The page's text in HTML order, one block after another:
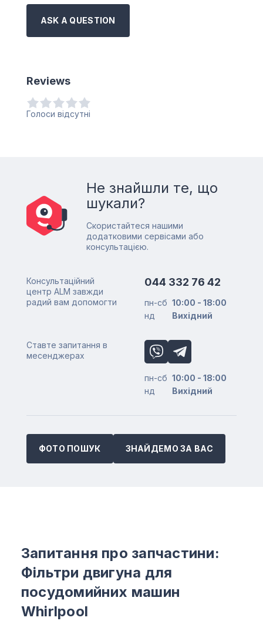
ASK A QUESTION
Reviews
Голоси відсутні
Не знайшли те, що
шукали?
Скористайтеся нашими
додатковими сервісами або
консультацією.
Консультаційний
центр ALM завжди
радий вам допомогти
044 332 76 42
пн-сб 10:00 - 18:00
нд
Вихідний
Ставте запитання в
месенджерах
пн-сб 10:00 - 18:00
нд
Вихідний
ФОТО ПОШУК ЗНАЙДЕМО ЗА ВАС
Запитання про запчастини:
Фільтри двигуна для
посудомийних машин
Whirlpool